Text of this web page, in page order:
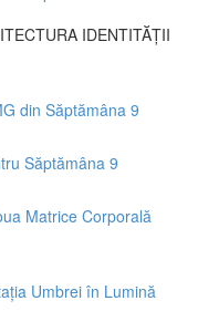
IDENTITĂȚII
din Săptămâna 9
Săptămâna 9
Matrice Corporală
Umbrei în Lumină